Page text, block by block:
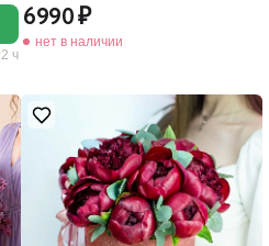
2 ч
6990
нет в наличии